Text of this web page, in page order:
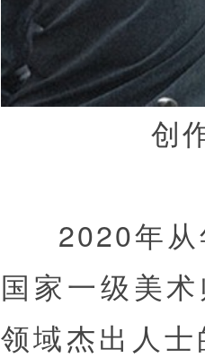
创
2020年
国家一级美
领域杰出人